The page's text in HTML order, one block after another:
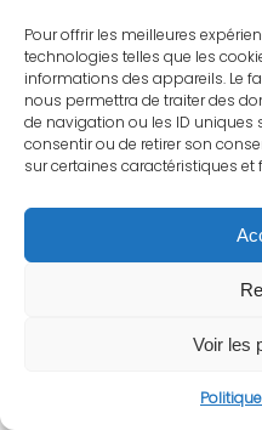
Pour offrir les meilleures
technologies telles que les
informations des appareils. Le
nous permettra de traiter des
de navigation ou les ID uniques
consentir ou de retirer son
sur certaines caractéristiques et
Voir les